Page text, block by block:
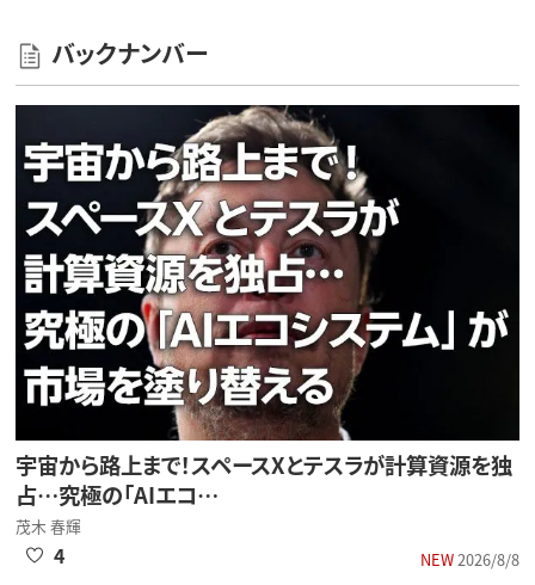
バックナンバー
宇宙から路上まで！スペースXとテスラが計算資源を独
占…究極の「AIエコ…
茂木 春輝
NEW2026/8/8
4